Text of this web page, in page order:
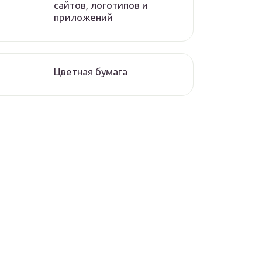
сайтов, логотипов и
приложений
Цветная бумага